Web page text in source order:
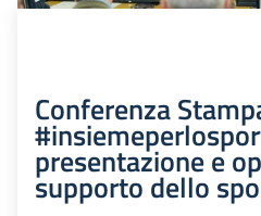
Conferenza
presentazione e
supporto dello